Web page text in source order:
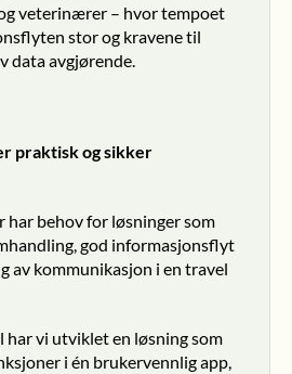
veterinærer – hvor tempoet
stor og kravene til
data avgjørende.
praktisk og sikker
har behov for løsninger som
god informasjonsflyt
av kommunikasjon i en travel
har vi utviklet en løsning som
i én brukervennlig app,